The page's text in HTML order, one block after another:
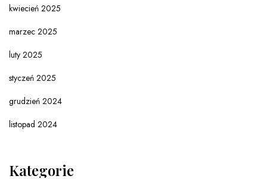
kwiecień 2025
marzec 2025
luty 2025
styczeń 2025
grudzień 2024
listopad 2024
Kategorie